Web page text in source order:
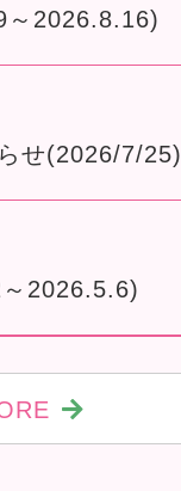
～2026.8.16)
せ(2026/7/25)
2026.5.6)